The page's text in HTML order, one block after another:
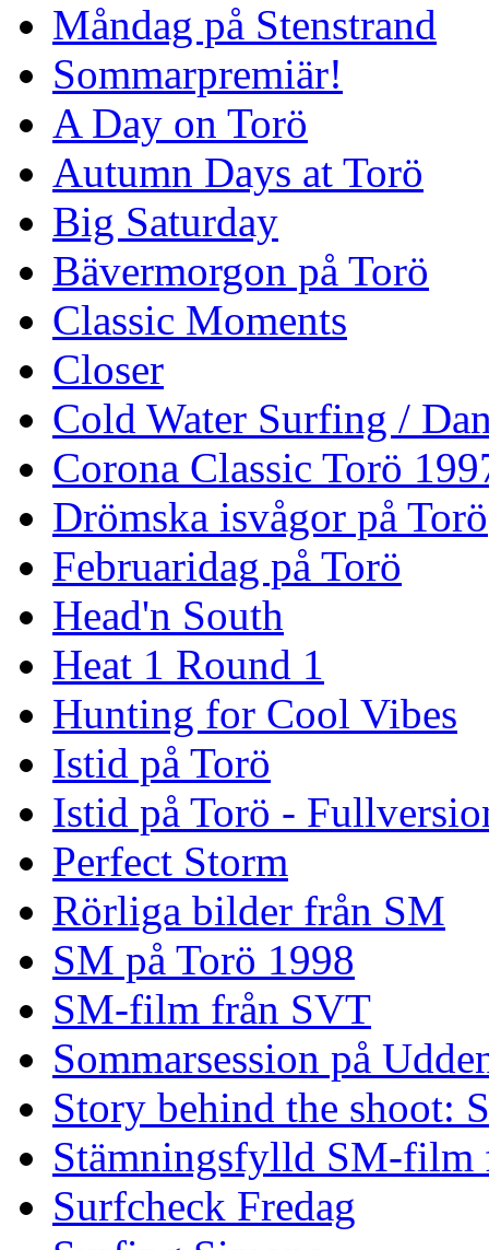
Måndag på Stenstrand
Sommarpremiär!
A Day on Torö
Autumn Days at Torö
Big Saturday
Bävermorgon på Torö
Classic Moments
Closer
Cold Water Surfing /
Corona Classic Torö
Drömska isvågor på Torö
Februaridag på Torö
Head'n South
Heat 1 Round 1
Hunting for Cool Vibes
Istid på Torö
Istid på Torö -
Perfect Storm
Rörliga bilder från SM
SM på Torö 1998
SM-film från SVT
Sommarsession på
Story behind the shoot:
Stämningsfylld SM-film
Surfcheck Fredag